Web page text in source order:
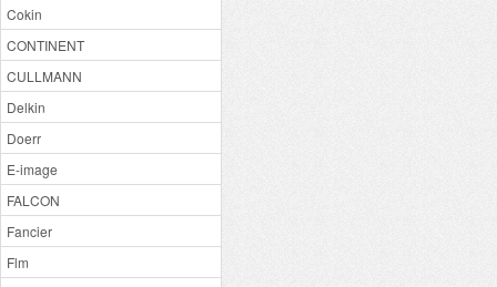
Cokin
CONTINENT
CULLMANN
Delkin
Doerr
E-image
FALCON
Fancier
Flm